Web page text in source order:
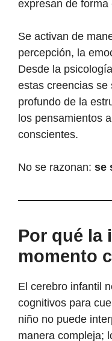
expresan de forma
Se activan de
percepción, la
Desde la
estas creencias se
profundo de la
los pensamientos
conscientes.
No se razonan: se
Por qué la
momento
El cerebro infantil
cognitivos para
niño no puede
manera compleja;